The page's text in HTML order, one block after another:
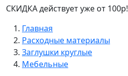
СКИДКА действует уже от 100р!
Главная
Расходные материалы
Заглушки круглые
Мебельные